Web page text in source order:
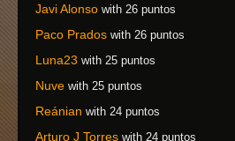
Javi Alonso with 26 puntos
Paco Prados with 26 puntos
Luna23 with 25 puntos
Nuve with 25 puntos
Reánian with 24 puntos
Arturo J Torres with 24 puntos